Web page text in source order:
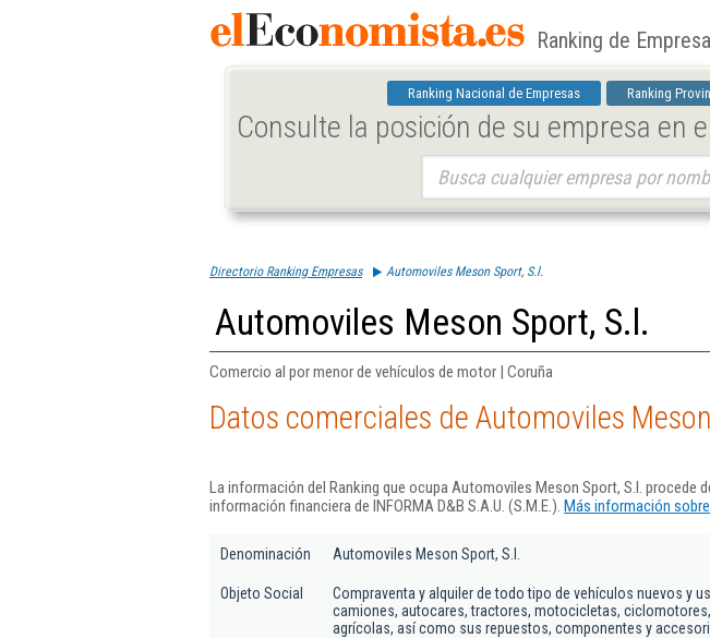
Ranking de
Ranking Nacional de Empresas Ranking
Consulte la posición de su empresa en
Directorio Ranking Empresas Automoviles Meson Sport, S.l.
Automoviles Meson Sport, S.l.
Comercio al por menor de vehículos de motor | Coruña
Datos comerciales de Automoviles
La información del Ranking que ocupa Automoviles Meson Sport, S.l. procede
información financiera de INFORMA D&B S.A.U. (S.M.E.). Más información sobre
Denominación Automoviles Meson Sport, S.l.
Objeto Social
Compraventa y alquiler de todo tipo de vehículos nuevos y
camiones, autocares, tractores, motocicletas,
agrícolas, así como sus repuestos, componentes y